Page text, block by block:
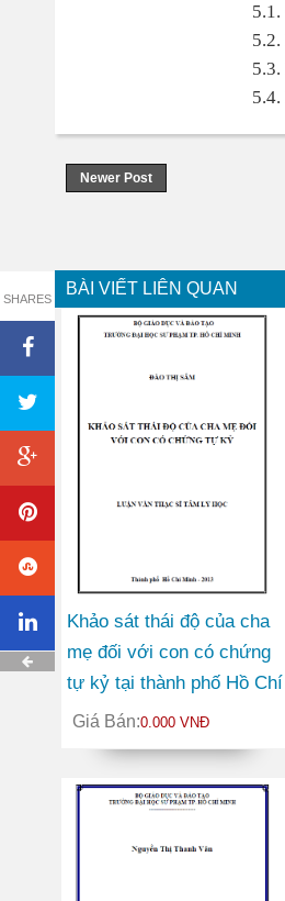
SHARES
Newer Post
BÀI VIẾT LIÊN QUAN
Khảo sát thái độ của cha
mẹ đối với con có chứng
tự kỷ tại thành phố Hồ Chí
Minh
Giá Bán:0.000 VNĐ